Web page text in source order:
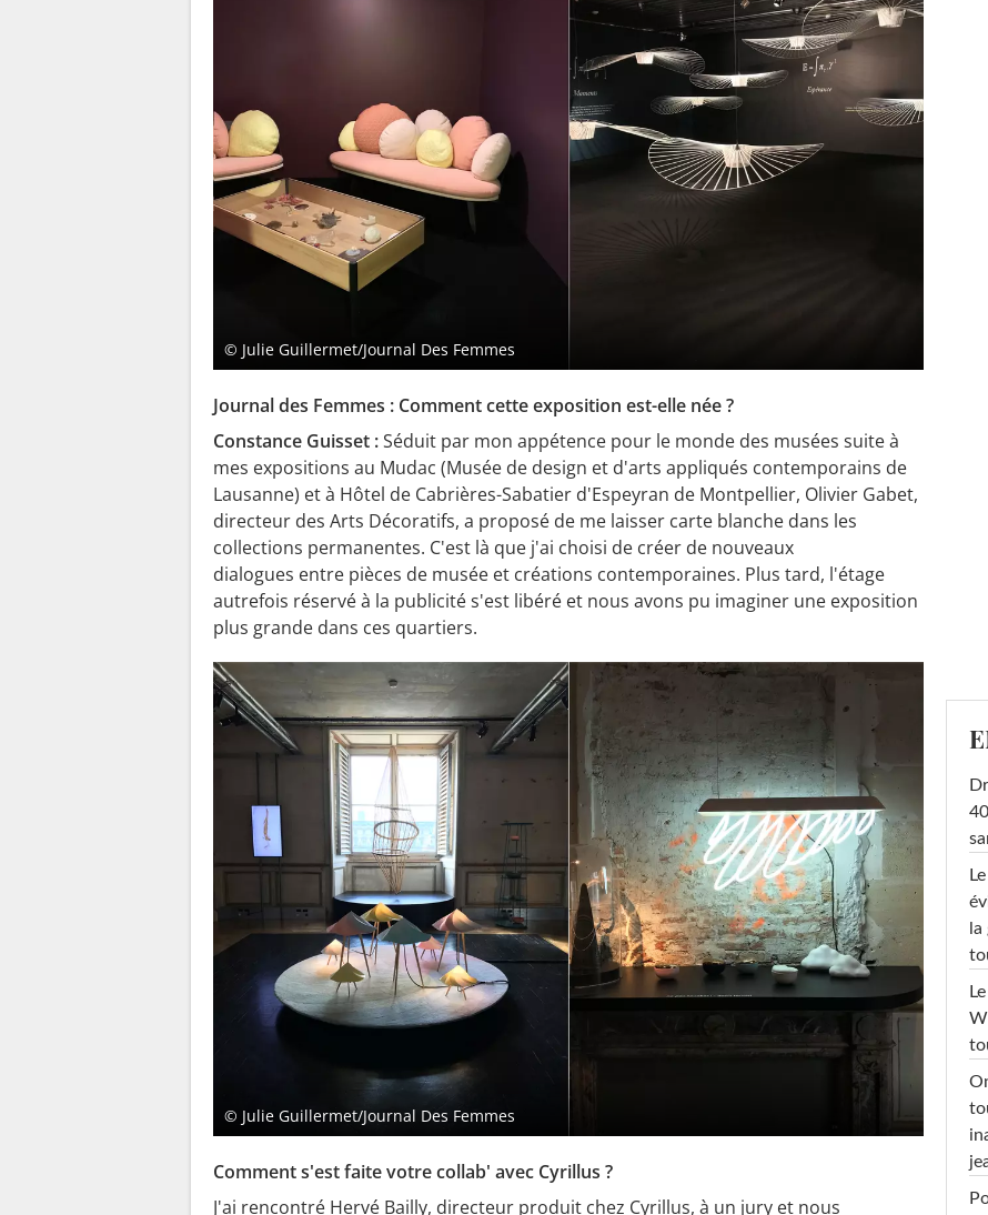
© Julie Guillermet/Journal Des Femmes
Journal des Femmes : Comment cette exposition est-elle née ?
Constance Guisset :Séduit par mon appétence pour le monde des musées suite à
mes expositions au Mudac (Musée de design et d'arts appliqués contemporains de
Lausanne) et à Hôtel de Cabrières-Sabatier d'Espeyran de Montpellier, Olivier Gabet,
directeur des Arts Décoratifs, a proposé de me laisser carte blanche dans les
collections permanentes. C'est là que j'ai choisi de créer de nouveaux
dialogues entre pièces de musée et créations contemporaines. Plus tard, l'étage
autrefois réservé à la publicité s'est libéré et nous avons pu imaginer une exposition
plus grande dans ces quartiers.
© Julie Guillermet/Journal Des Femmes
Comment s'est faite votre collab' avec Cyrillus ?
J'ai rencontré Hervé Bailly, directeur produit chez Cyrillus, à un jury et nous